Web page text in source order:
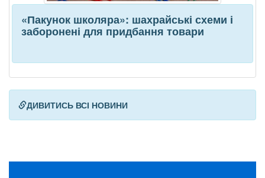
«Пакунок школяра»: шахрайські схеми і
заборонені для придбання товари
ДИВИТИСЬ ВСІ НОВИНИ